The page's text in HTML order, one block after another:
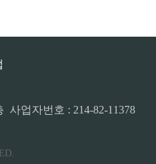
사업자번호 : 214-82-11378